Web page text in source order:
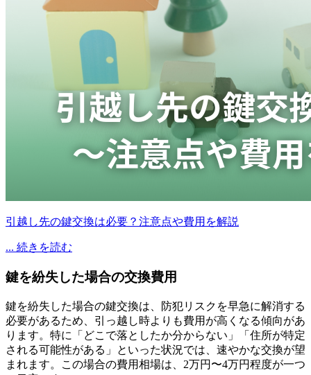
引越し先の鍵交換は必要？注意点や費用を解説
... 続きを読む
鍵を紛失した場合の交換費用
鍵を紛失した場合の鍵交換は、防犯リスクを早急に解消する
必要があるため、引っ越し時よりも費用が高くなる傾向があ
ります。特に「どこで落としたか分からない」「住所が特定
される可能性がある」といった状況では、速やかな交換が望
まれます。この場合の費用相場は、2万円〜4万円程度が一つ